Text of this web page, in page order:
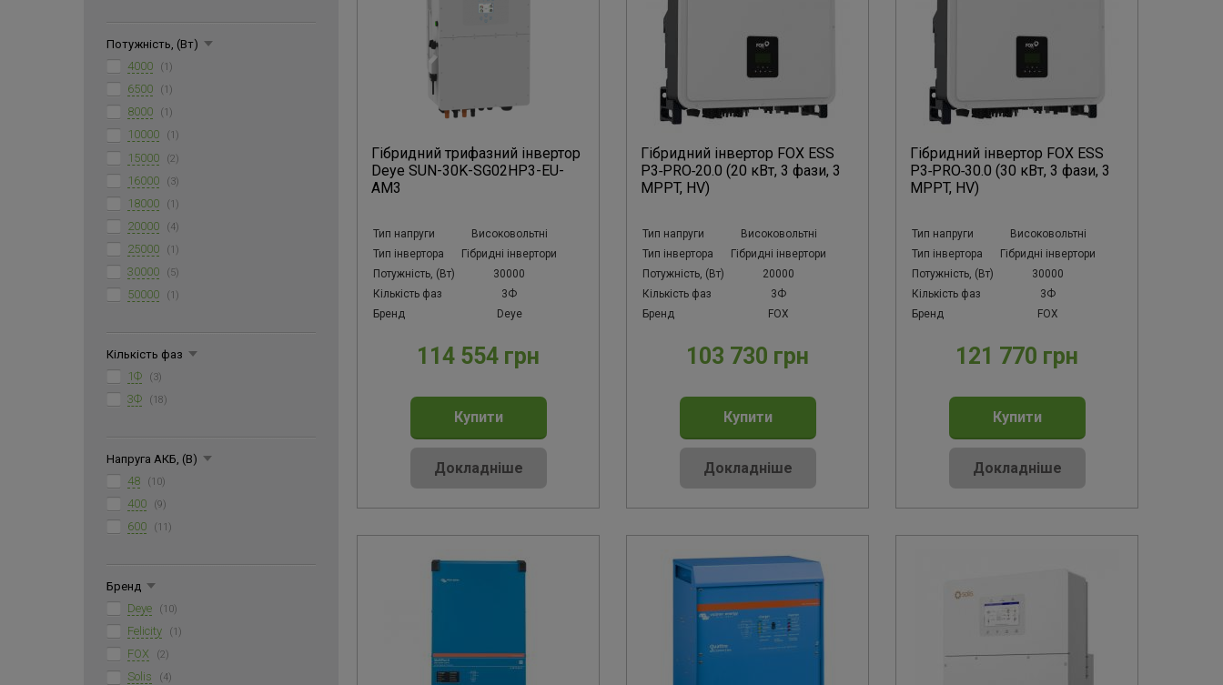
Потужність, (Вт)
4000
(1)
6500 (1)
8000 (1)
10000 (1)
15000 (2)
16000 (3)
18000 (1)
20000 (4)
25000 (1)
30000 (5)
50000 (1)
Кількість фаз
1Ф
(3)
3Ф (18)
Напруга АКБ, (В)
48
(10)
400 (9)
600 (11)
Бренд
Deye
(10)
Felicity (1)
FOX (2)
Solis (4)
Гібридний трифазний інвертор
Deye SUN-30K-SG02HP3-EU-
AM3
Тип напруги
Високовольтні
Тип інвертора
Гібридні інвертори
Потужність, (Вт)
30000
Кількість фаз
3Ф
Бренд
Deye
114 554 грн
Купити
Докладніше
Гібридний інвертор FOX ESS
P3‑PRO‑20.0 (20 кВт, 3 фази, 3
MPPT, HV)
Тип напруги
Високовольтні
Тип інвертора
Гібридні інвертори
Потужність, (Вт)
20000
Кількість фаз
3Ф
Бренд
FOX
103 730 грн
Купити
Докладніше
Гібридний інвертор FOX ESS
P3‑PRO‑30.0 (30 кВт, 3 фази, 3
MPPT, HV)
Тип напруги
Високовольтні
Тип інвертора
Гібридні інвертори
Потужність, (Вт)
30000
Кількість фаз
3Ф
Бренд
FOX
121 770 грн
Купити
Докладніше